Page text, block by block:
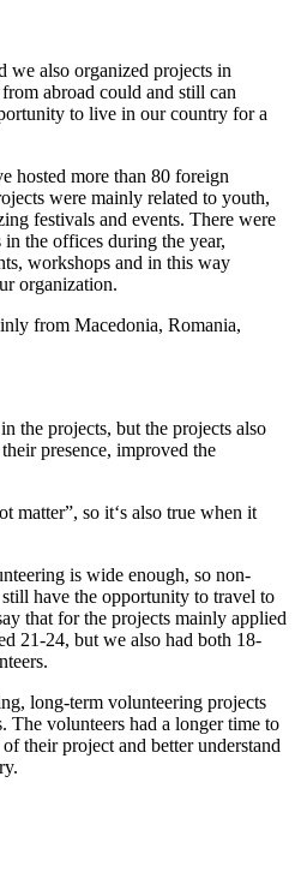
we also organized projects in
abroad could and still can
to live in our country for a
hosted more than 80 foreign
were mainly related to youth,
festivals and events. There were
the offices during the year,
workshops and in this way
organization.
from Macedonia, Romania,
the projects, but the projects also
presence, improved the
matter”, so it‘s also true when it
is wide enough, so non-
have the opportunity to travel to
that for the projects mainly applied
21-24, but we also had both 18-
long-term volunteering projects
The volunteers had a longer time to
their project and better understand